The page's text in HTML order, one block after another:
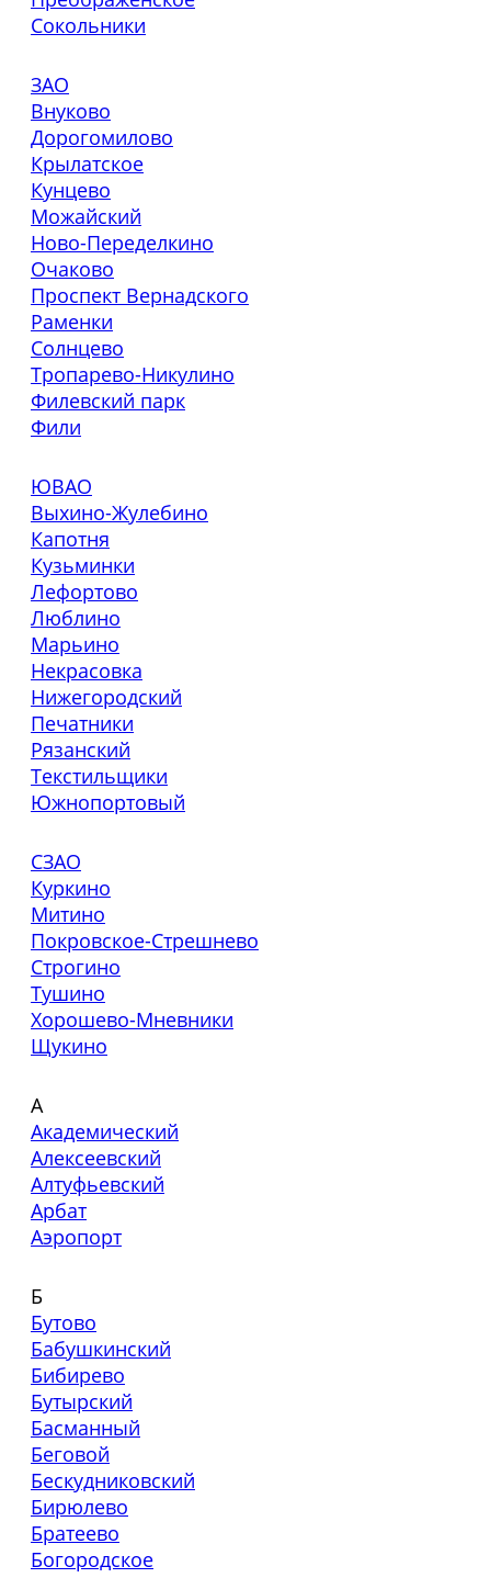
Сокольники
ЗАО
Внуково
Дорогомилово
Крылатское
Кунцево
Можайский
Ново-Переделкино
Очаково
Проспект Вернадского
Раменки
Солнцево
Тропарево-Никулино
Филевский парк
Фили
ЮВАО
Выхино-Жулебино
Капотня
Кузьминки
Лефортово
Люблино
Марьино
Некрасовка
Нижегородский
Печатники
Рязанский
Текстильщики
Южнопортовый
СЗАО
Куркино
Митино
Покровское-Стрешнево
Строгино
Тушино
Хорошево-Мневники
Щукино
А
Академический
Алексеевский
Алтуфьевский
Арбат
Аэропорт
Б
Бутово
Бабушкинский
Бибирево
Бутырский
Басманный
Беговой
Бескудниковский
Бирюлево
Братеево
Богородское